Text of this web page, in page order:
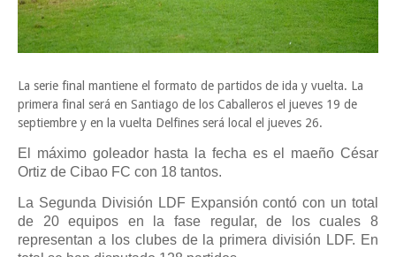
La serie final mantiene el formato de partidos de ida y vuelta. La
primera final será en Santiago de los Caballeros el jueves 19 de
septiembre y en la vuelta Delfines será local el jueves 26.
El máximo goleador hasta la fecha es el maeño César
Ortiz de Cibao FC con 18 tantos.
La Segunda División LDF Expansión contó con un total
de 20 equipos en la fase regular, de los cuales 8
representan a los clubes de la primera división LDF. En